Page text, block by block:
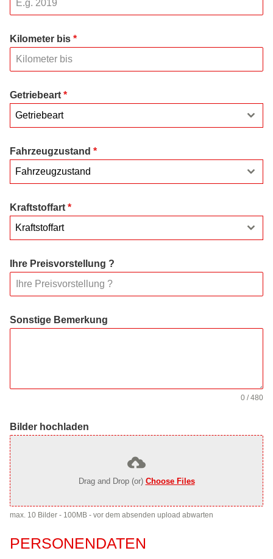
Kilometer bis *
Getriebeart *
Getriebeart
Fahrzeugzustand *
Fahrzeugzustand
Kraftstoffart *
Kraftstoffart
Ihre Preisvorstellung ?
Sonstige Bemerkung
0 / 480
Bilder hochladen
Drag and Drop (or) Choose Files
max. 10 Bilder - 100MB - vor dem absenden upload abwarten
PERSONENDATEN